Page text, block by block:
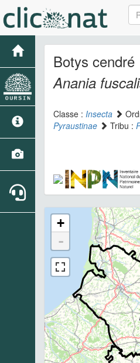
Botys cendré
Anania
Classe : Insecta
Pyraustinae
Tribu :
+
-